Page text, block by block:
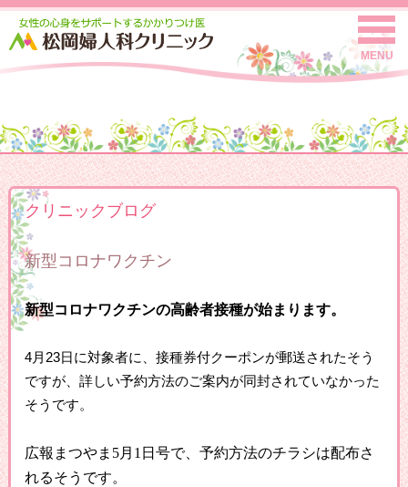
MENU
クリニックブログ
新型コロナワクチン
新型コロナワクチンの高齢者接種が始まります。
4月23日に対象者に、接種券付クーポンが郵送されたそう
ですが、詳しい予約方法のご案内が同封されていなかった
そうです。
広報まつやま 5月 1 日号で、予約方法のチラシは配布さ
れるそうです。